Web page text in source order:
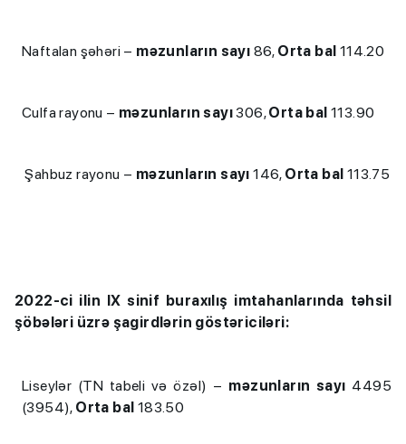
Naftalan şəhəri – məzunların sayı 86, Orta bal 114.20
Culfa rayonu – məzunların sayı306,Orta bal 113.90
Şahbuz rayonu – məzunların sayı146, Orta bal 113.75
2022-ci ilin IX sinif buraxılış imtahanlarında təhsil
şöbələri üzrə şagirdlərin göstəriciləri:
Liseylər (TN tabeli və özəl) – məzunların sayı 4495
(3954), Orta bal 183.50